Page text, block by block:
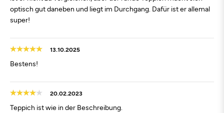
optisch gut daneben und liegt im Durchgang. Dafür ist er allemal
super!
13.10.2025
Bestens!
20.02.2023
Teppich ist wie in der Beschreibung.